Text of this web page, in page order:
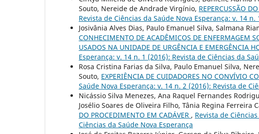
Souto, Nereide de Andrade Virgínio, REPERCUSSÃO
Revista de Ciências da Saúde Nova Esperança: v. 14
Josivânia Alves Dias, Paulo Emanuel Silva, Salmana
CONHECIMENTO DE ACADÊMICOS DE ENFERMAGEM
USADOS NA UNIDADE DE URGÊNCIA E EMERGÊNCIA
Esperança: v. 14 n. 1 (2016): Revista de Ciências da
Rosa Cristina Farias da Silva, Paulo Emanuel Silva,
Souto, EXPERIÊNCIA DE CUIDADORES NO CONVÍVIO
Saúde Nova Esperança: v. 14 n. 2 (2016): Revista de
Nicássio Silva Menezes, Ana Raquel Fernandes
Josélio Soares de Oliveira Filho, Tânia Regina Ferreira
DO PROCEDIMENTO EM CADÁVER , Revista de
Ciências da Saúde Nova Esperança